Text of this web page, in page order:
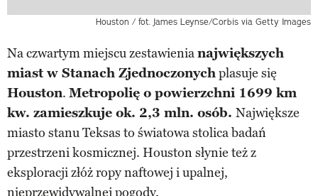
Houston / fot. James Leynse/Corbis via Getty Images
Na czwartym miejscu zestawienianajwiększych
miast w Stanach Zjednoczonychplasuje się
Houston. Metropolię o powierzchni 1699 km
kw. zamieszkuje ok. 2,3 mln. osób. Największe
miasto stanu Teksas to światowa stolica badań
przestrzeni kosmicznej. Houston słynie też z
eksploracji złóż ropy naftowej i upalnej,
nieprzewidywalnej pogody.